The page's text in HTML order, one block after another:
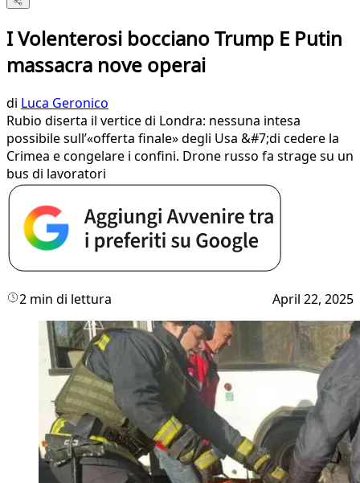
I Volenterosi bocciano Trump E Putin
massacra nove operai
di Luca Geronico
Rubio diserta il vertice di Londra: nessuna intesa
possibile sull’«offerta finale» degli Usa &#7;di cedere la
Crimea e congelare i confini. Drone russo fa strage su un
bus di lavoratori
2 min di lettura April 22, 2025